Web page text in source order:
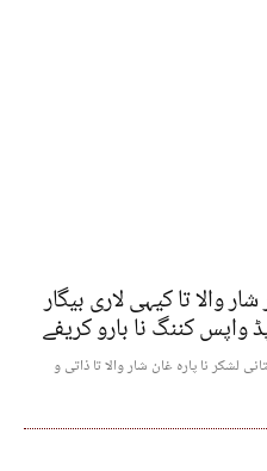
والا تا کیہی لاری بیگار
لشکر نا پارہ غان شار والا تا ذاتی و